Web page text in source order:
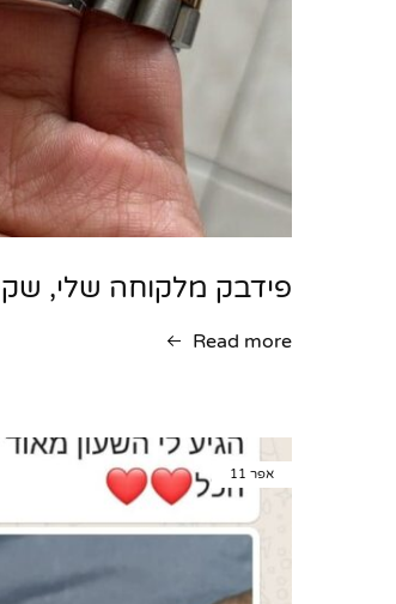
פידבק מלקוחה שלי,
Read more
אפר 11